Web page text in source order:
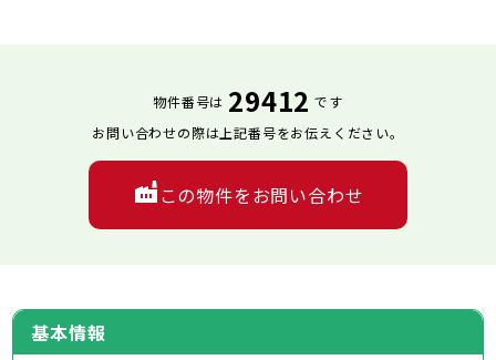
基本情報
物件番号は 29412 です
お問い合わせの際は上記番号をお伝えください。
この物件をお問い合わせ